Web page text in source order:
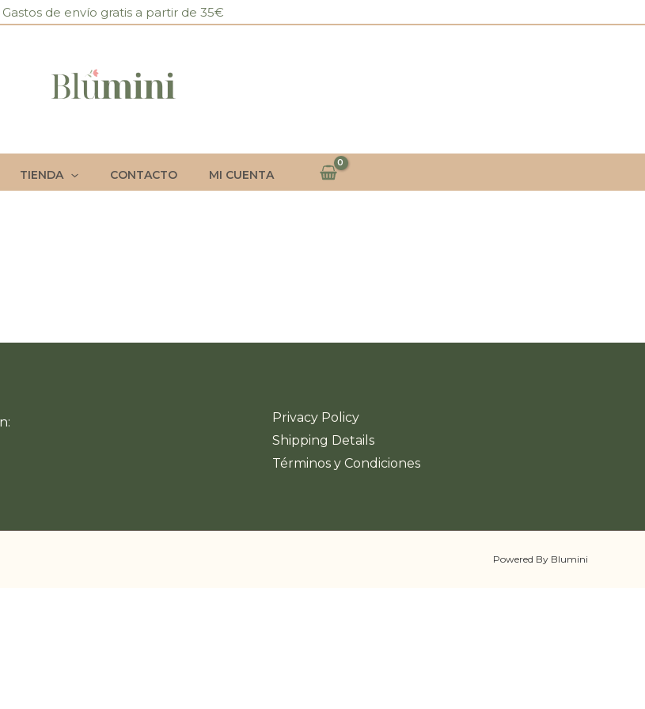
Gastos de envío gratis a partir de 35€
TIENDA CONTACTO MI CUENTA
Privacy Policy
Shipping Details
Términos y Condiciones
Powered By Blumini